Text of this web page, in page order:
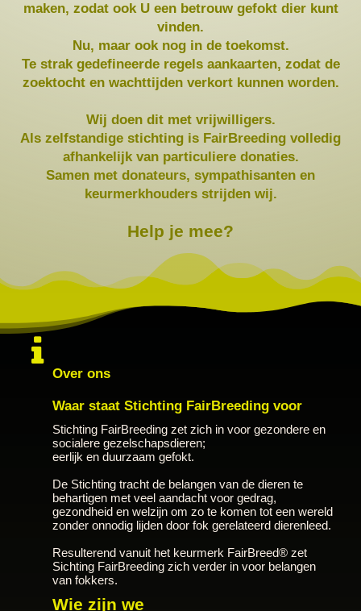
maken, zodat ook U een betrouw gefokt dier kunt
vinden.
Nu, maar ook nog in de toekomst.
Te strak gedefineerde regels aankaarten, zodat de
zoektocht en wachttijden verkort kunnen worden.
Wij doen dit met vrijwilligers.
Als zelfstandige stichting is FairBreeding volledig
afhankelijk van particuliere donaties.
Samen met donateurs, sympathisanten en
keurmerkhouders strijden wij.
Help je mee?
Over ons
Waar staat Stichting FairBreeding voor
Stichting FairBreeding zet zich in voor gezondere en
socialere gezelschapsdieren;
eerlijk en duurzaam gefokt.
De Stichting tracht de belangen van de dieren te
behartigen met veel aandacht voor gedrag,
gezondheid en welzijn om zo te komen tot een wereld
zonder onnodig lijden door fok gerelateerd dierenleed.
Resulterend vanuit het keurmerk FairBreed® zet
Sichting FairBreeding zich verder in voor belangen
van fokkers.
Wie zijn we